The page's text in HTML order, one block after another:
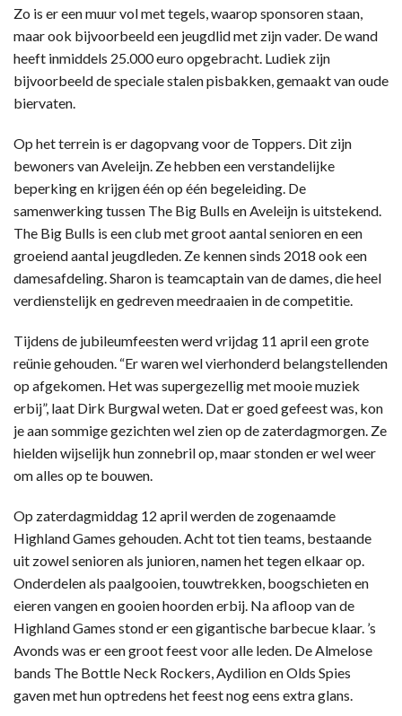
Zo is er een muur vol met tegels, waarop sponsoren staan,
maar ook bijvoorbeeld een jeugdlid met zijn vader. De wand
heeft inmiddels 25.000 euro opgebracht. Ludiek zijn
bijvoorbeeld de speciale stalen pisbakken, gemaakt van oude
biervaten.
Op het terrein is er dagopvang voor de Toppers. Dit zijn
bewoners van Aveleijn. Ze hebben een verstandelijke
beperking en krijgen één op één begeleiding. De
samenwerking tussen The Big Bulls en Aveleijn is uitstekend.
The Big Bulls is een club met groot aantal senioren en een
groeiend aantal jeugdleden. Ze kennen sinds 2018 ook een
damesafdeling. Sharon is teamcaptain van de dames, die heel
verdienstelijk en gedreven meedraaien in de competitie.
Tijdens de jubileumfeesten werd vrijdag 11 april een grote
reünie gehouden. “Er waren wel vierhonderd belangstellenden
op afgekomen. Het was supergezellig met mooie muziek
erbij”, laat Dirk Burgwal weten. Dat er goed gefeest was, kon
je aan sommige gezichten wel zien op de zaterdagmorgen. Ze
hielden wijselijk hun zonnebril op, maar stonden er wel weer
om alles op te bouwen.
Op zaterdagmiddag 12 april werden de zogenaamde
Highland Games gehouden. Acht tot tien teams, bestaande
uit zowel senioren als junioren, namen het tegen elkaar op.
Onderdelen als paalgooien, touwtrekken, boogschieten en
eieren vangen en gooien hoorden erbij. Na afloop van de
Highland Games stond er een gigantische barbecue klaar. ’s
Avonds was er een groot feest voor alle leden. De Almelose
bands The Bottle Neck Rockers, Aydilion en Olds Spies
gaven met hun optredens het feest nog eens extra glans.